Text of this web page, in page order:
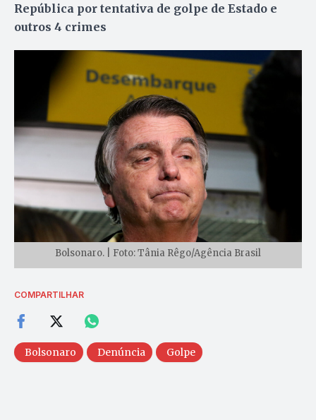
República por tentativa de golpe de Estado e
outros 4 crimes
Bolsonaro. | Foto: Tânia Rêgo/Agência Brasil
COMPARTILHAR
Bolsonaro Denúncia Golpe